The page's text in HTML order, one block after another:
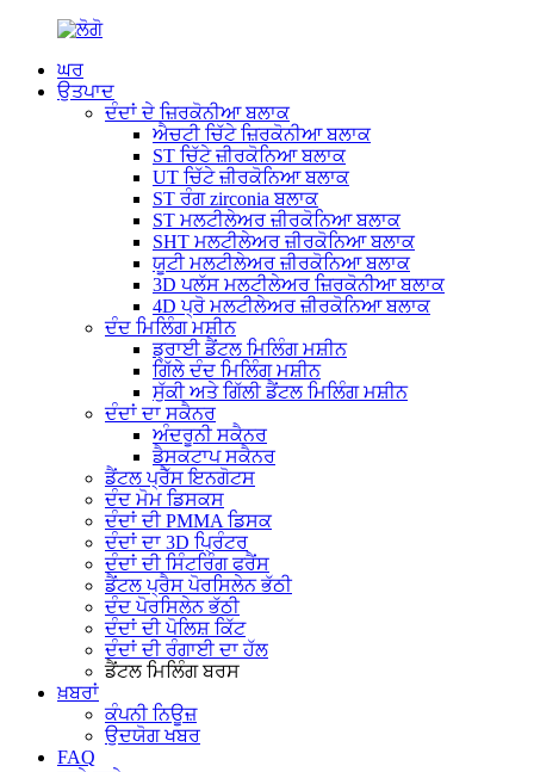
ਘਰ
ਉਤਪਾਦ
ਦੰਦਾਂ ਦੇ ਜ਼ਿਰਕੋਨੀਆ ਬਲਾਕ
ਐਚਟੀ ਚਿੱਟੇ ਜ਼ਿਰਕੋਨੀਆ ਬਲਾਕ
ST ਚਿੱਟੇ ਜ਼ੀਰਕੋਨਿਆ ਬਲਾਕ
UT ਚਿੱਟੇ ਜ਼ੀਰਕੋਨਿਆ ਬਲਾਕ
ST ਰੰਗ zirconia ਬਲਾਕ
ST ਮਲਟੀਲੇਅਰ ਜ਼ੀਰਕੋਨਿਆ ਬਲਾਕ
SHT ਮਲਟੀਲੇਅਰ ਜ਼ੀਰਕੋਨਿਆ ਬਲਾਕ
ਯੂਟੀ ਮਲਟੀਲੇਅਰ ਜ਼ੀਰਕੋਨਿਆ ਬਲਾਕ
3D ਪਲੱਸ ਮਲਟੀਲੇਅਰ ਜ਼ਿਰਕੋਨੀਆ ਬਲਾਕ
4D ਪ੍ਰੋ ਮਲਟੀਲੇਅਰ ਜ਼ੀਰਕੋਨਿਆ ਬਲਾਕ
ਦੰਦ ਮਿਲਿੰਗ ਮਸ਼ੀਨ
ਡ੍ਰਾਈ ਡੈਂਟਲ ਮਿਲਿੰਗ ਮਸ਼ੀਨ
ਗਿੱਲੇ ਦੰਦ ਮਿਲਿੰਗ ਮਸ਼ੀਨ
ਸੁੱਕੀ ਅਤੇ ਗਿੱਲੀ ਡੈਂਟਲ ਮਿਲਿੰਗ ਮਸ਼ੀਨ
ਦੰਦਾਂ ਦਾ ਸਕੈਨਰ
ਅੰਦਰੂਨੀ ਸਕੈਨਰ
ਡੈਸਕਟਾਪ ਸਕੈਨਰ
ਡੈਂਟਲ ਪ੍ਰੈੱਸ ਇਨਗੋਟਸ
ਦੰਦ ਮੋਮ ਡਿਸਕਸ
ਦੰਦਾਂ ਦੀ PMMA ਡਿਸਕ
ਦੰਦਾਂ ਦਾ 3D ਪ੍ਰਿੰਟਰ
ਦੰਦਾਂ ਦੀ ਸਿੰਟਰਿੰਗ ਫਰੈਂਸ
ਡੈਂਟਲ ਪ੍ਰੈਸ ਪੋਰਸਿਲੇਨ ਭੱਠੀ
ਦੰਦ ਪੋਰਸਿਲੇਨ ਭੱਠੀ
ਦੰਦਾਂ ਦੀ ਪੋਲਿਸ਼ ਕਿੱਟ
ਦੰਦਾਂ ਦੀ ਰੰਗਾਈ ਦਾ ਹੱਲ
ਡੈਂਟਲ ਮਿਲਿੰਗ ਬਰਸ
ਖ਼ਬਰਾਂ
ਕੰਪਨੀ ਨਿਊਜ਼
ਉਦਯੋਗ ਖਬਰ
FAQ